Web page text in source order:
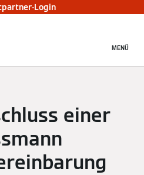
Login
MENÜ
einer